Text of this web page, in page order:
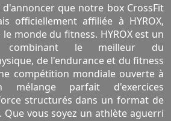
que notre box CrossFit
officiellement affiliée à HYROX,
monde du fitness. HYROX est un
combinant le meilleur du
de l'endurance et du fitness
compétition mondiale ouverte à
parfait d'exercices
structurés dans un format de
Que vous soyez un athlète aguerri